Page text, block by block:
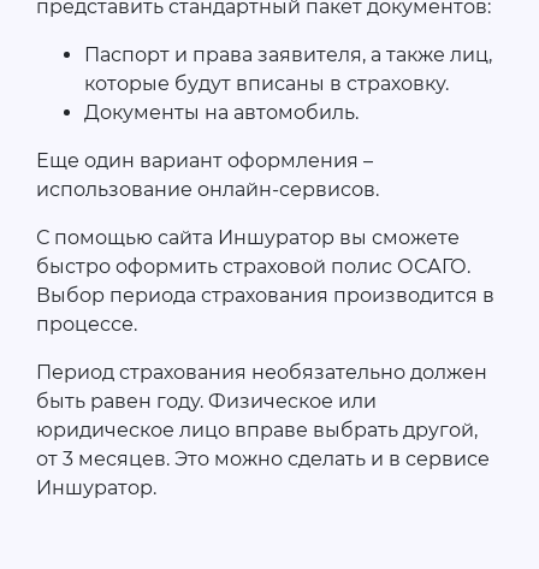
представить стандартный пакет документов:
Паспорт и права заявителя, а также лиц,
которые будут вписаны в страховку.
Документы на автомобиль.
Еще один вариант оформления –
использование онлайн-сервисов.
С помощью сайта Иншуратор вы сможете
быстро оформить страховой полис ОСАГО.
Выбор периода страхования производится в
процессе.
Период страхования необязательно должен
быть равен году. Физическое или
юридическое лицо вправе выбрать другой,
от 3 месяцев. Это можно сделать и в сервисе
Иншуратор.